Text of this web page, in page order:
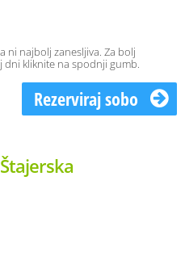
ni najbolj zanesljiva. Za bolj
dni kliknite na spodnji gumb.
Rezerviraj sobo